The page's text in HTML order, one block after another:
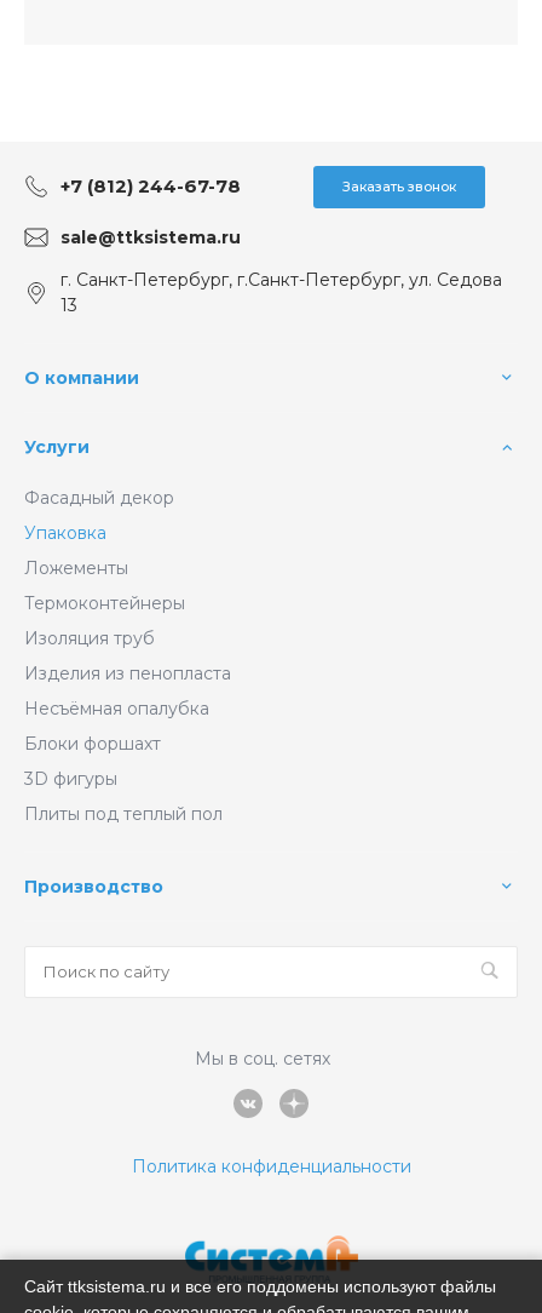
+7 (812) 244-67-78 Заказать звонок
sale@ttksistema.ru
г. Санкт-Петербург, г.Санкт-Петербург, ул. Седова
13
О компании
Услуги
Фасадный декор
Упаковка
Ложементы
Термоконтейнеры
Изоляция труб
Изделия из пенопласта
Несъёмная опалубка
Блоки форшахт
3D фигуры
Плиты под теплый пол
Производство
Мы в соц. сетях
Политика конфиденциальности
Сайт ttksistema.ru и все его поддомены используют файлы